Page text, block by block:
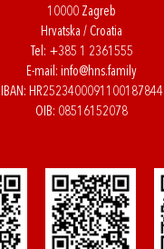
10000 Zagreb
Hrvatska / Croatia
Tel: +385 1 2361555
E-mail: info@hns.family
IBAN: HR2523400091100187844
OIB: 08516152078